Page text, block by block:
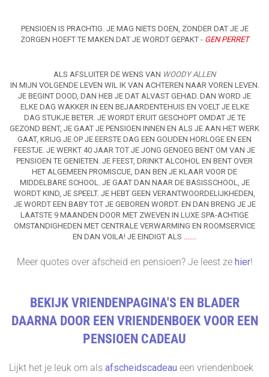
PENSIOEN IS PRACHTIG. JE MAG NIETS DOEN, ZONDER DAT JE JE
ZORGEN HOEFT TE MAKEN DAT JE WORDT GEPAKT - GEN PERRET
ALS AFSLUITER DE WENS VAN WOODY ALLEN
IN MIJN VOLGENDE LEVEN WIL IK VAN ACHTEREN NAAR VOREN LEVEN.
JE BEGINT DOOD, DAN HEB JE DAT ALVAST GEHAD. DAN WORD JE
ELKE DAG WAKKER IN EEN BEJAARDENTEHUIS EN VOELT JE ELKE
DAG STUKJE BETER. JE WORDT ERUIT GESCHOPT OMDAT JE TE
GEZOND BENT, JE GAAT JE PENSIOEN INNEN EN ALS JE AAN HET WERK
GAAT, KRIJG JE OP JE EERSTE DAG EEN GOUDEN HORLOGE EN EEN
FEESTJE. JE WERKT 40 JAAR TOT JE JONG GENOEG BENT OM VAN JE
PENSIOEN TE GENIETEN. JE FEEST, DRINKT ALCOHOL EN BENT OVER
HET ALGEMEEN PROMISCUE, DAN BEN JE KLAAR VOOR DE
MIDDELBARE SCHOOL. JE GAAT DAN NAAR DE BASISSCHOOL, JE
WORDT KIND, JE SPEELT. JE HEBT GEEN VERANTWOORDELIJKHEDEN,
JE WORDT EEN BABY TOT JE GEBOREN WORDT. EN DAN BRENG JE JE
LAATSTE 9 MAANDEN DOOR MET ZWEVEN IN LUXE SPA-ACHTIGE
OMSTANDIGHEDEN MET CENTRALE VERWARMING EN ROOMSERVICE
EN DAN VOILA! JE EINDIGT ALS .......
Meer quotes over afscheid en pensioen? Je leest ze hier!
BEKIJK VRIENDENPAGINA'S EN BLADER
DAARNA DOOR EEN VRIENDENBOEK VOOR EEN
PENSIOEN CADEAU
Lijkt het je leuk om als afscheidscadeau een vriendenboek